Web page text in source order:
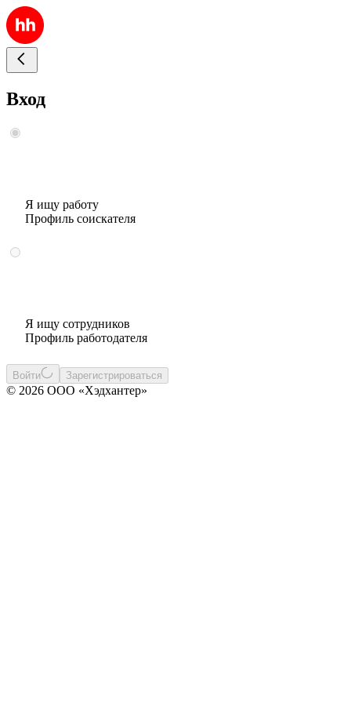
Вход
Я ищу работу
Профиль соискателя
Я ищу сотрудников
Профиль работодателя
Войти Зарегистрироваться
© 2026 ООО «Хэдхантер»